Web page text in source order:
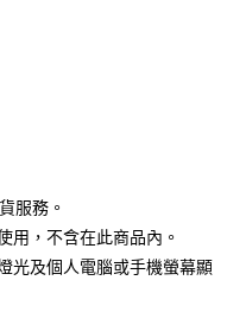
永豐商業銀行
中國信託商業銀行
服務。
用，不含在此商品內。
光及個人電腦或手機螢幕顯